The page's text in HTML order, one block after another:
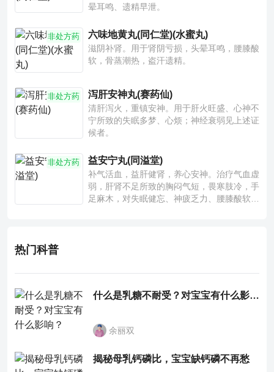
晕耳鸣、遗精早泄。
非处方药 六味地黄丸(同仁堂)(水蜜丸)
滋阴补肾。用于肾阴亏损，头晕耳鸣，腰膝酸
软，骨蒸潮热，盗汗遗精。
非处方药 泻肝安神丸(赛药仙)
清肝泻火，重镇安神。用于肝火旺盛、心神不
宁所致的失眠多梦、心烦；神经衰弱见上述证
候者。
非处方药 益安宁丸(同溢堂)
补气活血，益肝健肾，养心安神。治疗气血虚
弱，肝肾不足所致的胸闷气短，畏寒肢冷，手
足麻木，对失眠健忘、神疲乏力、腰膝酸软也
热门科普
什么是乳糖不耐受？对宝宝有什么影响？
余丽双
揭秘母乳钙磷比，宝宝缺钙磷不再愁